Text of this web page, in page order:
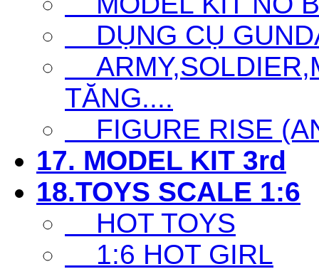
DỤNG CỤ
TĂNG....
FIGURE RISE
17. MODEL KIT 3rd
18.TOYS SCALE 1:6
HOT TOYS
1:6 HOT GIRL